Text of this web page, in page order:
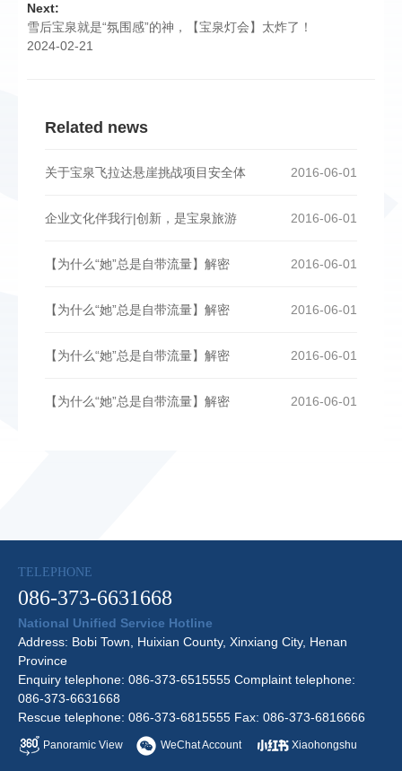
Next:
雪后宝泉就是“氛围感”的神，【宝泉灯会】太炸了！
2024-02-21
Related news
2016-06-01
关于宝泉飞拉达悬崖挑战项目安全体
2016-06-01
企业文化伴我行|创新，是宝泉旅游
2016-06-01
【为什么“她”总是自带流量】解密
2016-06-01
【为什么“她”总是自带流量】解密
2016-06-01
【为什么“她”总是自带流量】解密
2016-06-01
【为什么“她”总是自带流量】解密
TELEPHONE
086-373-6631668
National Unified Service Hotline
Address: Bobi Town, Huixian County, Xinxiang City, Henan
Province
Enquiry telephone: 086-373-6515555 Complaint telephone:
086-373-6631668
Rescue telephone: 086-373-6815555 Fax: 086-373-6816666
Panoramic View WeChat Account Xiaohongshu